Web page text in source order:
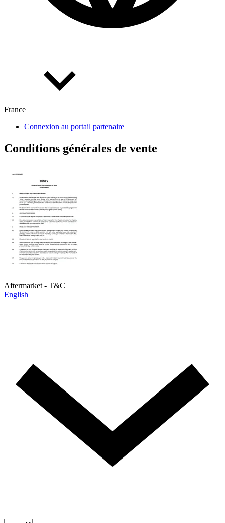
France
Connexion au portail partenaire
Conditions générales de vente
Aftermarket - T&C
English